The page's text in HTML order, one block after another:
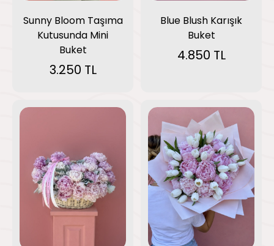
Sunny Bloom Taşıma
Kutusunda Mini
Buket
3.250 TL
Blue Blush Karışık
Buket
4.850 TL